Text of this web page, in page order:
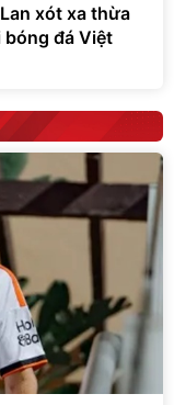
xót xa thừa
bóng đá Việt